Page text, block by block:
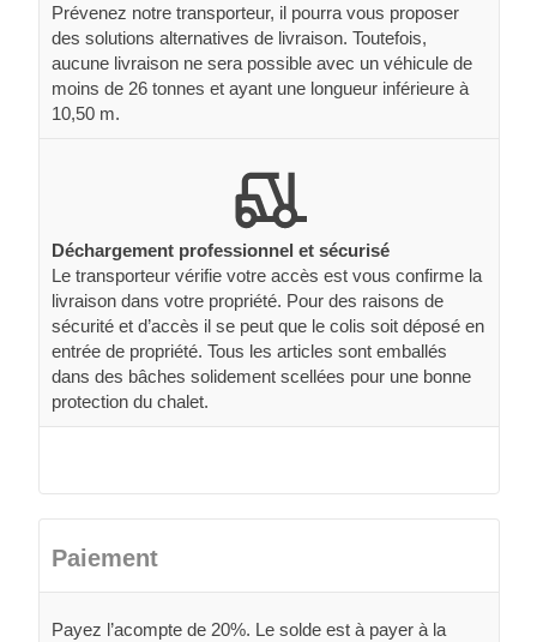
Prévenez notre transporteur, il pourra vous proposer
des solutions alternatives de livraison. Toutefois,
aucune livraison ne sera possible avec un véhicule de
moins de 26 tonnes et ayant une longueur inférieure à
10,50 m.
Déchargement professionnel et sécurisé
Le transporteur vérifie votre accès est vous confirme la
livraison dans votre propriété. Pour des raisons de
sécurité et d’accès il se peut que le colis soit déposé en
entrée de propriété. Tous les articles sont emballés
dans des bâches solidement scellées pour une bonne
protection du chalet.
Paiement
Payez l’acompte de 20%. Le solde est à payer à la